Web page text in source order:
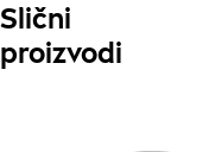
Slični
proizvodi